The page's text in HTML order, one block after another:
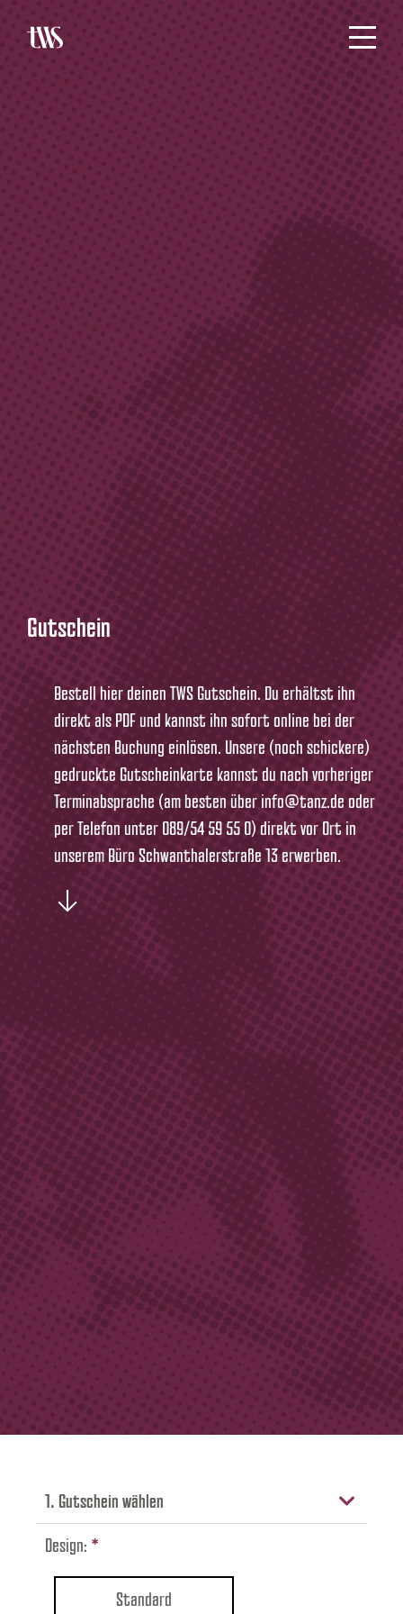
Gutschein
Bestell hier deinen TWS Gutschein. Du erhältst ihn
direkt als PDF und kannst ihn sofort online bei der
nächsten Buchung einlösen. Unsere (noch schickere)
gedruckte Gutscheinkarte kannst du nach vorheriger
Terminabsprache (am besten über info@tanz.de oder
per Telefon unter 089/54 59 55 0) direkt vor Ort in
unserem Büro Schwanthalerstraße 13 erwerben.